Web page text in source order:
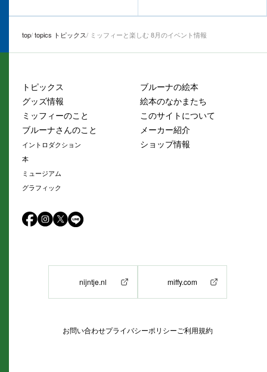
top topics トピックス ミッフィーと楽しむ 8月のイベント情報
トピックス
グッズ情報
ミッフィーのこと
ブルーナさんのこと
イントロダクション
本
ミュージアム
グラフィック
ブルーナの絵本
絵本のなかまたち
このサイトについて
メーカー紹介
ショップ情報
nijntje.nl miffy.com
お問い合わせプライバシーポリシー ご利用規約